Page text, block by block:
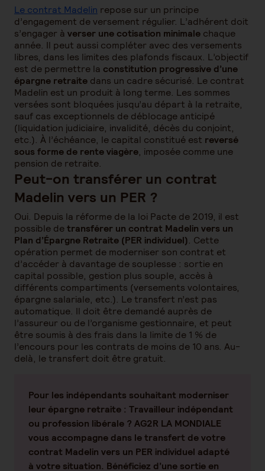
Le contrat Madelin repose sur un principe
d’engagement de versement régulier. L’adhérent doit
s’engager à verser une cotisation minimale chaque
année. Il peut aussi compléter avec des versements
libres, dans les limites des plafonds fiscaux. L’objectif
est de permettre la constitution progressive d’une
épargne retraite dans un cadre sécurisé. Le contrat
Madelin est un produit à long terme. Les sommes
versées sont bloquées jusqu’au départ à la retraite,
sauf cas exceptionnels de déblocage anticipé
(liquidation judiciaire, invalidité, décès du conjoint,
etc.). À l’échéance, le capital constitué est reversé
sous forme de rente viagère, imposée comme une
pension de retraite.
Peut-on transférer un contrat
Madelin vers un PER ?
Oui. Depuis la réforme de la loi Pacte de 2019, il est
possible detransférer un contrat Madelin vers un
Plan d’Épargne Retraite (PER individuel). Cette
opération permet de moderniser son contrat et
d’accéder à davantage de souplesse : sortie en
capital possible, gestion plus souple, accès à
différents compartiments (versements volontaires,
épargne salariale, etc.). Le transfert n’est pas
automatique. Il doit être demandé auprès de
l’assureur ou de l’organisme gestionnaire, et peut
être soumis à des frais dans la limite de 1 % de
l’encours pour les contrats de moins de 10 ans. Au-
delà, le transfert doit être gratuit.
Pour les indépendants souhaitant moderniser
leur épargne retraite : Travailleur indépendant
ou profession libérale ? AG2R LA MONDIALE
vous accompagne dans le transfert de votre
contrat Madelin vers un PER individuel adapté
à votre situation. Bénéficiez d’une sortie en